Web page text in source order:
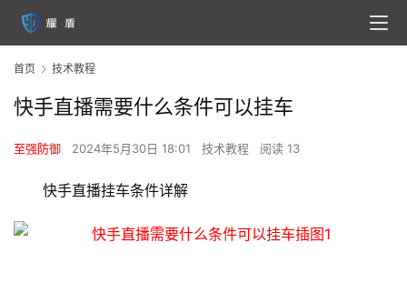
首页 技术教程
快手直播需要什么条件可以挂车
至强防御 2024年5月30日 18:01 技术教程 阅读 13
快手直播挂车条件详解